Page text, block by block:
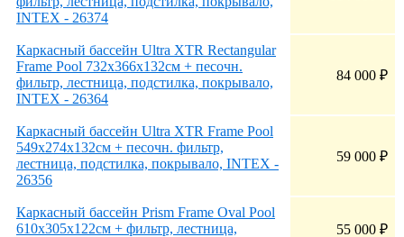
INTEX - 26374
Каркасный бассейн Ultra XTR Rectangular
Frame Pool 732х366х132см + песочн.
фильтр, лестница, подстилка, покрывало,
INTEX - 26364
84 000 ₽
Каркасный бассейн Ultra XTR Frame Pool
549х274х132см + песочн. фильтр,
лестница, подстилка, покрывало, INTEX -
26356
59 000 ₽
Каркасный бассейн Prism Frame Oval Pool
610х305х122см + фильтр, лестница,
55 000 ₽